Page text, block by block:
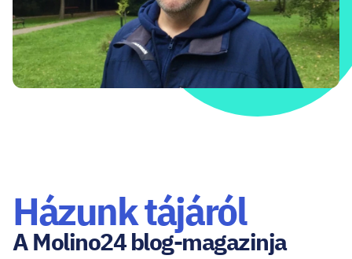
Házunk tájáról
A Molino24 blog-magazinja